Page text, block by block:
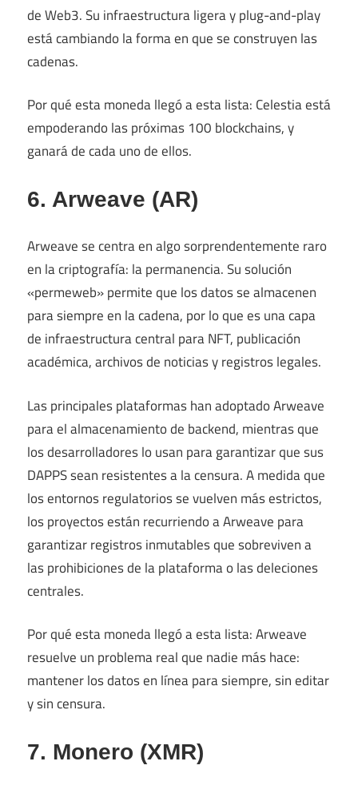
de Web3. Su infraestructura ligera y plug-and-play
está cambiando la forma en que se construyen las
cadenas.
Por qué esta moneda llegó a esta lista: Celestia está
empoderando las próximas 100 blockchains, y
ganará de cada uno de ellos.
6. Arweave (AR)
Arweave se centra en algo sorprendentemente raro
en la criptografía: la permanencia. Su solución
«permeweb» permite que los datos se almacenen
para siempre en la cadena, por lo que es una capa
de infraestructura central para NFT, publicación
académica, archivos de noticias y registros legales.
Las principales plataformas han adoptado Arweave
para el almacenamiento de backend, mientras que
los desarrolladores lo usan para garantizar que sus
DAPPS sean resistentes a la censura. A medida que
los entornos regulatorios se vuelven más estrictos,
los proyectos están recurriendo a Arweave para
garantizar registros inmutables que sobreviven a
las prohibiciones de la plataforma o las deleciones
centrales.
Por qué esta moneda llegó a esta lista: Arweave
resuelve un problema real que nadie más hace:
mantener los datos en línea para siempre, sin editar
y sin censura.
7. Monero (XMR)